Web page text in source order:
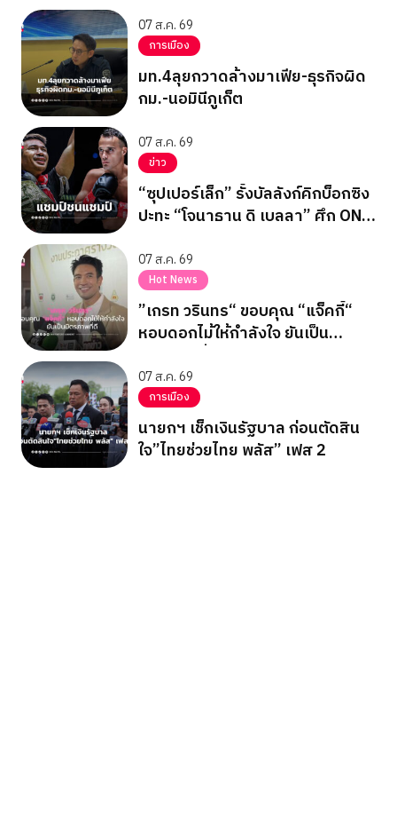
07 ส.ค. 69
การเมือง
มท.4ลุยกวาดล้างมาเฟีย-ธุรกิจผิด
กม.-นอมินีภูเก็ต
07 ส.ค. 69
ข่าว
“ซุปเปอร์เล็ก” รั้งบัลลังก์คิกบ็อกซิง
ปะทะ “โจนาธาน ดิ เบลลา” ศึก ONE
07 ส.ค. 69
Hot News
”เกรท วรินทร“ ขอบคุณ “แจ็คกี้“
หอบดอกไม้ให้กำลังใจ ยันเป็น
07 ส.ค. 69
การเมือง
นายกฯ เช็กเงินรัฐบาล ก่อนตัดสิน
ใจ”ไทยช่วยไทย พลัส” เฟส 2